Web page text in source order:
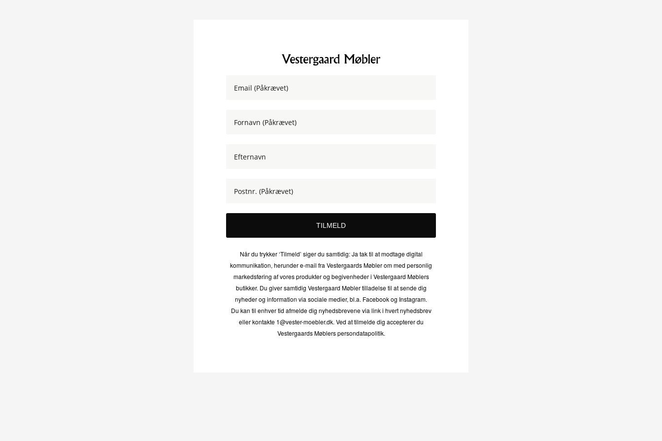
TILMELD
Når du trykker ‘Tilmeld’ siger du samtidig: Ja tak til at modtage digital
kommunikation, herunder e-mail fra Vestergaards Møbler om med personlig
markedsføring af vores produkter og begivenheder i Vestergaard Møblers
butikker. Du giver samtidig Vestergaard Møbler tilladelse til at sende dig
nyheder og information via sociale medier, bl.a. Facebook og Instagram.
Du kan til enhver tid afmelde dig nyhedsbrevene via link i hvert nyhedsbrev
eller kontakte 1@vester-moebler.dk. Ved at tilmelde dig accepterer du
Vestergaards Møblers persondatapolitik.